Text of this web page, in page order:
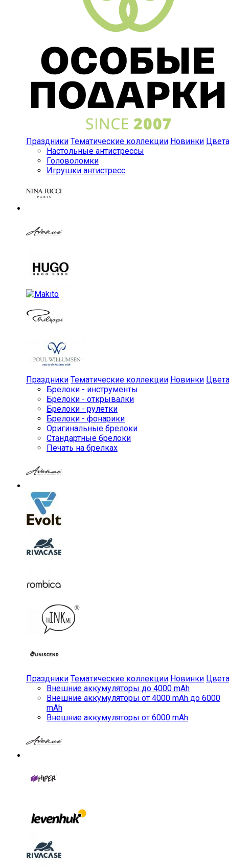
Праздники Тематические коллекции Новинки Цвета
Настольные антистрессы
Головоломки
Игрушки антистресс
Праздники Тематические коллекции Новинки Цвета
Брелоки - инструменты
Брелоки - открывалки
Брелоки - рулетки
Брелоки - фонарики
Оригинальные брелоки
Стандартные брелоки
Печать на брелках
Праздники Тематические коллекции Новинки Цвета
Внешние аккумуляторы до 4000 mAh
Внешние аккумуляторы от 4000 mAh до 6000
mAh
Внешние аккумуляторы от 6000 mAh